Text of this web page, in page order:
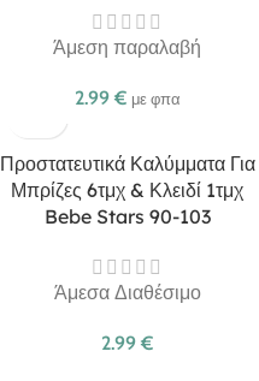
Άμεση παραλαβή
2.99 € με φπα
Προστατευτικά Καλύμματα Για
Μπρίζες 6τμχ & Κλειδί 1τμχ
Bebe Stars 90-103
Άμεσα Διαθέσιμο
2.99 €